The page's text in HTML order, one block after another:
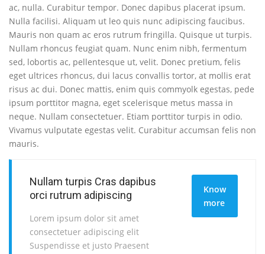
ac, nulla. Curabitur tempor. Donec dapibus placerat ipsum.
Nulla facilisi. Aliquam ut leo quis nunc adipiscing faucibus.
Mauris non quam ac eros rutrum fringilla. Quisque ut turpis.
Nullam rhoncus feugiat quam. Nunc enim nibh, fermentum
sed, lobortis ac, pellentesque ut, velit. Donec pretium, felis
eget ultrices rhoncus, dui lacus convallis tortor, at mollis erat
risus ac dui. Donec mattis, enim quis commyolk egestas, pede
ipsum porttitor magna, eget scelerisque metus massa in
neque. Nullam consectetuer. Etiam porttitor turpis in odio.
Vivamus vulputate egestas velit. Curabitur accumsan felis non
mauris.
Nullam turpis Cras dapibus
orci rutrum adipiscing
Lorem ipsum dolor sit amet
consectetuer adipiscing elit
Suspendisse et justo Praesent
Know
more